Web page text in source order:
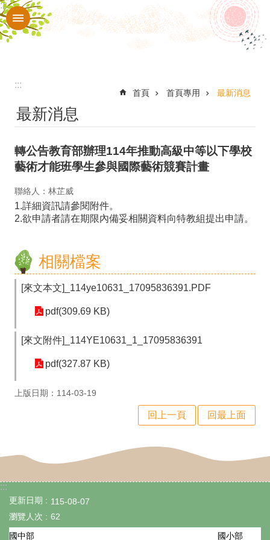
跳到主要內容區塊
進
認
校
入
口
網
行
政
業
區
學
生
:::
:::
首頁 首頁專用 最新消息
最新消息
轉公告教育部辦理114年推動高級中等以下學校
藝術才能班學生參與國際藝術競賽計畫
聯絡人：林芷威
1.詳細資訊請參閱附件。
2.欲申請者請在期限內備妥相關資料向特教組提出申請。
相關檔案
[來文本文]_114ye10631_17095836391.PDF
pdf(309.69 KB)
[來文附件]_114YE10631_1_17095836391
pdf(327.87 KB)
上版日期：114-03-19
回上一頁 回最上面
:::
更新日期
115-08-07
瀏覽人次
62
國中部 國小部